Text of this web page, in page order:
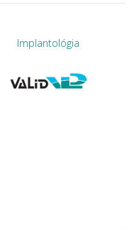
Implantológia